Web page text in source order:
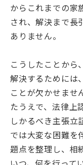
からこれまでの家
され、解決まで長
ありません。
こうしたことから
解決するためには
ことが欠かせませ
たうえで、法律上
しかるべき主張立
では大変な困難を
題点を整理し、相